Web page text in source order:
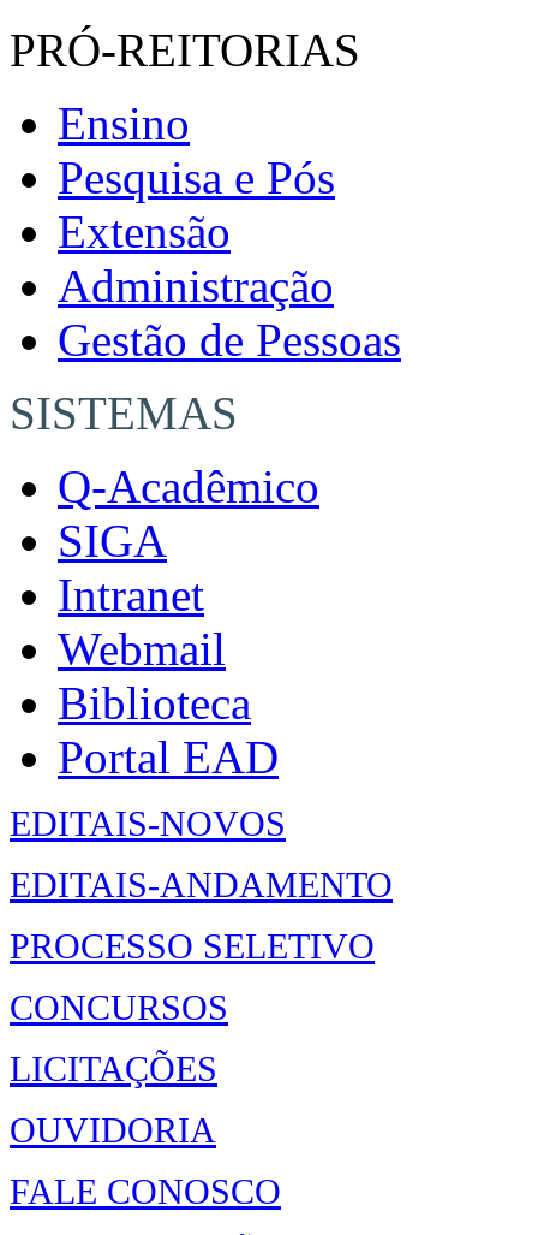
PRÓ-REITORIAS
Ensino
Pesquisa e Pós
Extensão
Administração
Gestão de Pessoas
SISTEMAS
Q-Acadêmico
SIGA
Intranet
Webmail
Biblioteca
Portal EAD
EDITAIS-NOVOS
EDITAIS-ANDAMENTO
PROCESSO SELETIVO
CONCURSOS
LICITAÇÕES
OUVIDORIA
FALE CONOSCO